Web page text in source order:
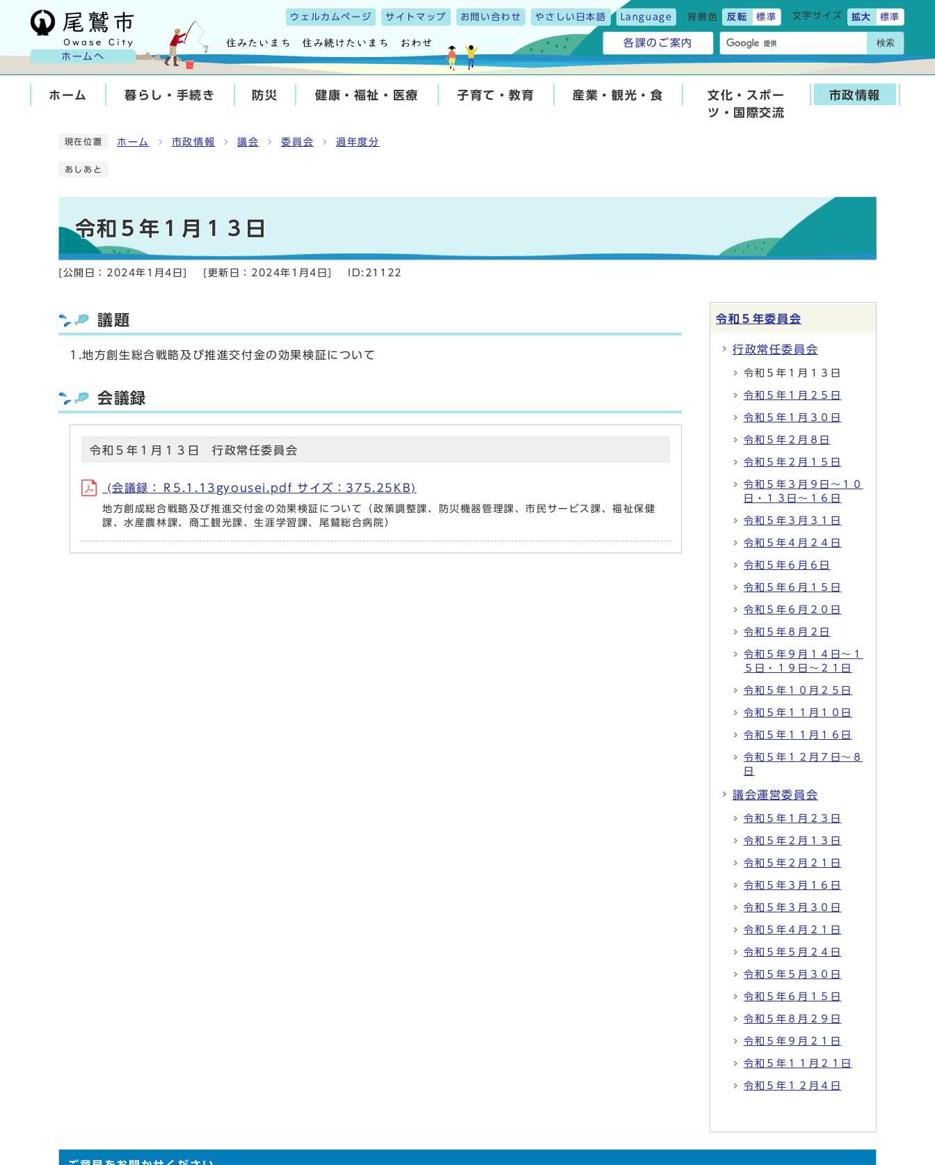
ホームへ
ウェルカムページ サイトマップ お問い合わせ やさしい日本語 Language 背景色 反転 標準 文字サイズ 拡大 標準
各課のご案内 検索
ホーム 暮らし・手続き 防災 健康・福祉・医療 子育て・教育 産業・観光・食
文化・スポー
ツ・国際交流
市政情報
現在位置 ホーム 市政情報 議会 委員会 過年度分
あしあと
令和５年１月１３日
[公開日： 2024年1月4日 [更新日： 2024年1月4日 ID:21122
議題
1.地方創生総合戦略及び推進交付金の効果検証について
会議録
令和５年１月１３日 行政常任委員会
(会議録：Ｒ5.1.13gyousei.pdf サイズ：375.25KB)
地方創成総合戦略及び推進交付金の効果検証について（政策調整課、防災機器管理課、市民サービス課、福祉保健
課、水産農林課、商工観光課、生涯学習課、尾鷲総合病院）
令和５年委員会
行政常任委員会
令和５年１月１３日
令和５年１月２５日
令和５年１月３０日
令和５年２月８日
令和５年２月１５日
令和５年３月９日～１０
日・１３日～１６日
令和５年３月３１日
令和５年４月２４日
令和５年６月６日
令和５年６月１５日
令和５年６月２０日
令和５年８月２日
令和５年９月１４日～１
５日・１９日～２１日
令和５年１０月２５日
令和５年１１月１０日
令和５年１１月１６日
令和５年１２月７日～８
日
議会運営委員会
令和５年１月２３日
令和５年２月１３日
令和５年２月２１日
令和５年３月１６日
令和５年３月３０日
令和５年４月２１日
令和５年５月２４日
令和５年５月３０日
令和５年６月１５日
令和５年８月２９日
令和５年９月２１日
令和５年１１月２１日
令和５年１２月４日